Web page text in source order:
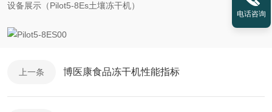
设备展示（Pilot5-8Es土壤冻干机）
上一条 博医康食品冻干机性能指标
电话咨询